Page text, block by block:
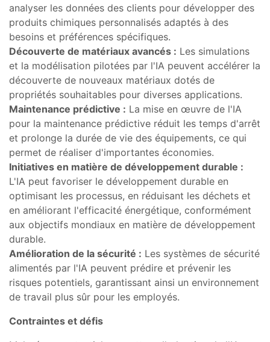
analyser les données des clients pour développer des
produits chimiques personnalisés adaptés à des
besoins et préférences spécifiques.
Découverte de matériaux avancés : Les simulations
et la modélisation pilotées par l'IA peuvent accélérer la
découverte de nouveaux matériaux dotés de
propriétés souhaitables pour diverses applications.
Maintenance prédictive : La mise en œuvre de l'IA
pour la maintenance prédictive réduit les temps d'arrêt
et prolonge la durée de vie des équipements, ce qui
permet de réaliser d'importantes économies.
Initiatives en matière de développement durable :
L'IA peut favoriser le développement durable en
optimisant les processus, en réduisant les déchets et
en améliorant l'efficacité énergétique, conformément
aux objectifs mondiaux en matière de développement
durable.
Amélioration de la sécurité : Les systèmes de sécurité
alimentés par l'IA peuvent prédire et prévenir les
risques potentiels, garantissant ainsi un environnement
de travail plus sûr pour les employés.
Contraintes et défis